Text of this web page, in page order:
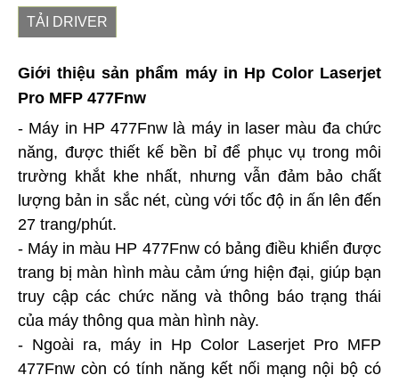
TẢI DRIVER
Giới thiệu sản phẩm máy in Hp Color Laserjet
Pro MFP 477Fnw
- Máy in HP 477Fnw là máy in laser màu đa chức
năng, được thiết kế bền bỉ để phục vụ trong môi
trường khắt khe nhất, nhưng vẫn đảm bảo chất
lượng bản in sắc nét, cùng với tốc độ in ấn lên đến
27 trang/phút.
- Máy in màu HP 477Fnw có bảng điều khiển được
trang bị màn hình màu cảm ứng hiện đại, giúp bạn
truy cập các chức năng và thông báo trạng thái
của máy thông qua màn hình này.
- Ngoài ra, máy in Hp Color Laserjet Pro MFP
477Fnw còn có tính năng kết nối mạng nội bộ có